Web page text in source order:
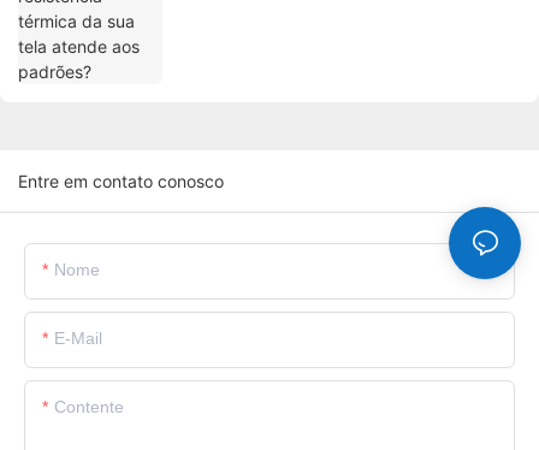
Entre em contato conosco
Nome
E-Mail
Contente